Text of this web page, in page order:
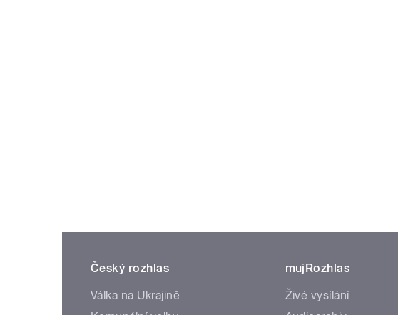
Český rozhlas
Válka na Ukrajině
mujRozhlas
Živé vysílání